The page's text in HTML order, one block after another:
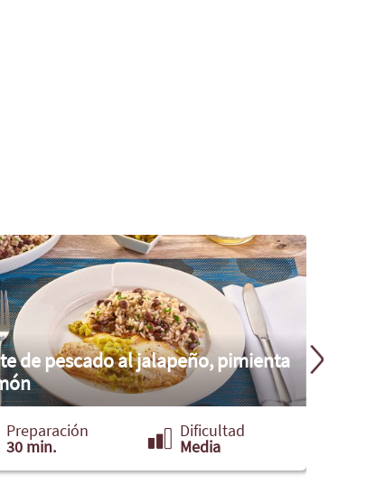
de pescado al jalapeño, pimienta
Preparación
30 min.
Dificultad
Media